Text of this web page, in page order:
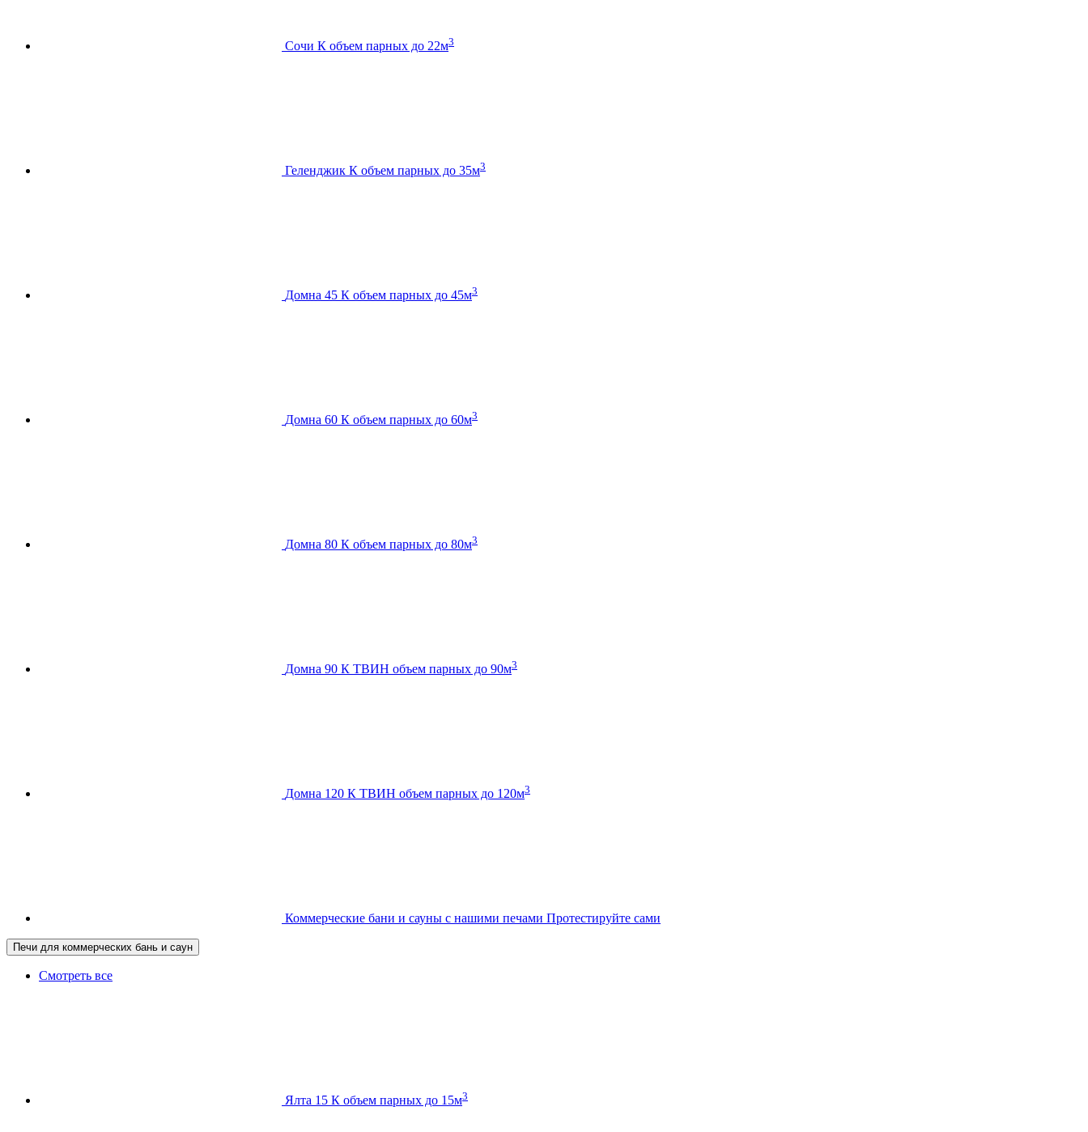
Сочи К объем парных до 22м3
Геленджик К объем парных до 35м3
Домна 45 К объем парных до 45м3
Домна 60 К объем парных до 60м3
Домна 80 К объем парных до 80м3
Домна 90 К ТВИН объем парных до 90м3
Домна 120 К ТВИН объем парных до 120м3
Коммерческие бани и сауны с нашими печами Протестируйте сами
Печи для коммерческих бань и саун
Смотреть все
Ялта 15 К объем парных до 15м3